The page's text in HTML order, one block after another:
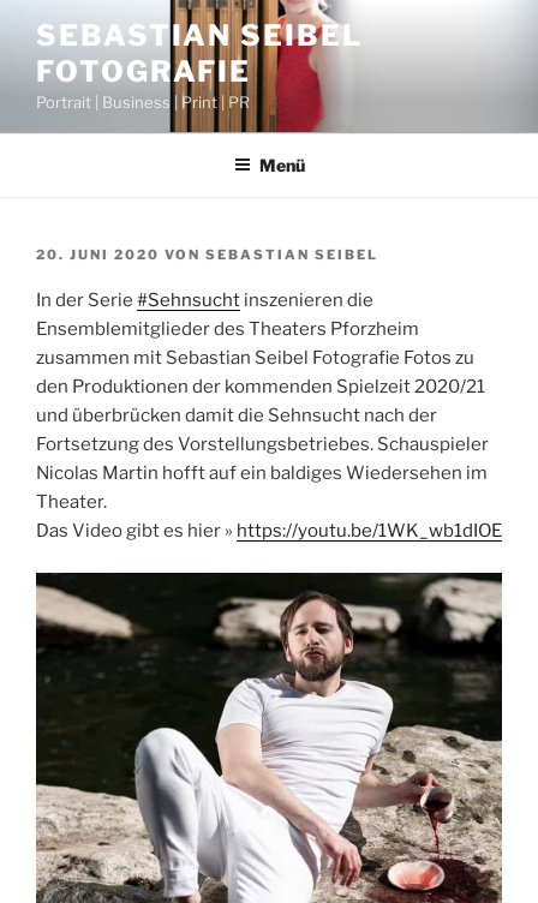
Inhalt
springen
SEBASTIAN SEIBEL
FOTOGRAFIE
Portrait | Business | Print | PR
Menü
VERÖFFENTLICHT
20. JUNI 2020 VON SEBASTIAN SEIBEL
In der Serie #Sehnsucht inszenieren die
Ensemblemitglieder des Theaters Pforzheim
zusammen mit Sebastian Seibel Fotografie Fotos zu
den Produktionen der kommenden Spielzeit 2020/21
und überbrücken damit die Sehnsucht nach der
Fortsetzung des Vorstellungsbetriebes. Schauspieler
Nicolas Martin hofft auf ein baldiges Wiedersehen im
Theater.
Das Video gibt es hier » https://youtu.be/1WK_wb1dIOE